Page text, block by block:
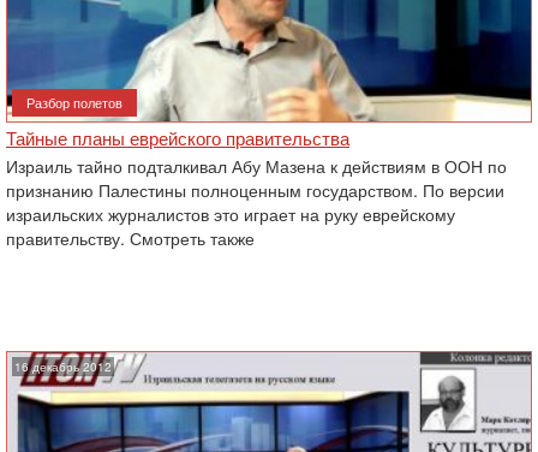
Разбор полетов
Тайные планы еврейского правительства
Израиль тайно подталкивал Абу Мазена к действиям в ООН по
признанию Палестины полноценным государством. По версии
израильских журналистов это играет на руку еврейскому
правительству. Смотреть также
16 декабрь 2012